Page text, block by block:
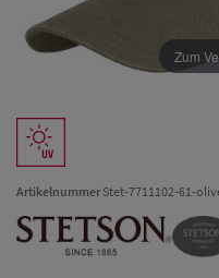
Zum
ArtikelnummerStet-7711102-61-